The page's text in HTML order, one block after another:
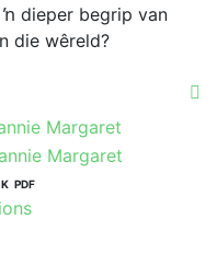
dieper begrip van
die wêreld?
PDF
This